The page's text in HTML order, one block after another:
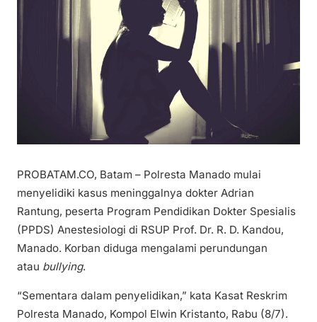
PROBATAM.CO, Batam – Polresta Manado mulai
menyelidiki kasus meninggalnya dokter Adrian
Rantung, peserta Program Pendidikan Dokter Spesialis
(PPDS) Anestesiologi di RSUP Prof. Dr. R. D. Kandou,
Manado. Korban diduga mengalami perundungan
atau bullying.
“Sementara dalam penyelidikan,” kata Kasat Reskrim
Polresta Manado, Kompol Elwin Kristanto, Rabu (8/7).